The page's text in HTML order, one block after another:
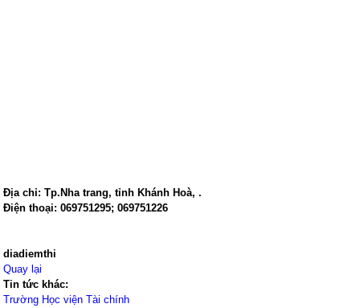
Địa chỉ:Tp.Nha trang,tỉnh Khánh Hoà,.
Điện thoại:069751295; 069751226
diadiemthi
Quay lại
Tin tức khác:
Trường Học viện Tài chính